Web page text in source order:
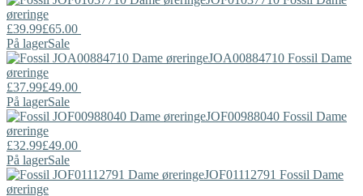
øreringe
£39.99£65.00
På lagerSale
JOA00884710 Fossil Dame
øreringe
£37.99£49.00
På lagerSale
JOF00988040 Fossil Dame
øreringe
£32.99£49.00
På lagerSale
JOF01112791 Fossil Dame
øreringe